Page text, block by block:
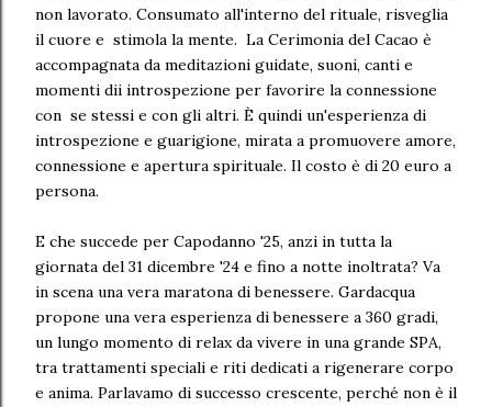
non lavorato. Consumato all'interno del rituale, risveglia
il cuore e stimola la mente. La Cerimonia del Cacao è
accompagnata da meditazioni guidate, suoni, canti e
momenti dii introspezione per favorire la connessione
con se stessi e con gli altri. È quindi un'esperienza di
introspezione e guarigione, mirata a promuovere amore,
connessione e apertura spirituale. Il costo è di 20 euro a
persona.
E che succede per Capodanno '25, anzi in tutta la
giornata del 31 dicembre '24 e fino a notte inoltrata? Va
in scena una vera maratona di benessere. Gardacqua
propone una vera esperienza di benessere a 360 gradi,
un lungo momento di relax da vivere in una grande SPA,
tra trattamenti speciali e riti dedicati a rigenerare corpo
e anima. Parlavamo di successo crescente, perché non è il